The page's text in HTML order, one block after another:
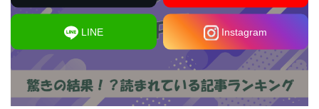
LINE Instagram